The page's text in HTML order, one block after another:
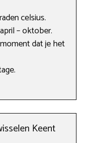
celsius.
– oktober.
dat je het
Keent